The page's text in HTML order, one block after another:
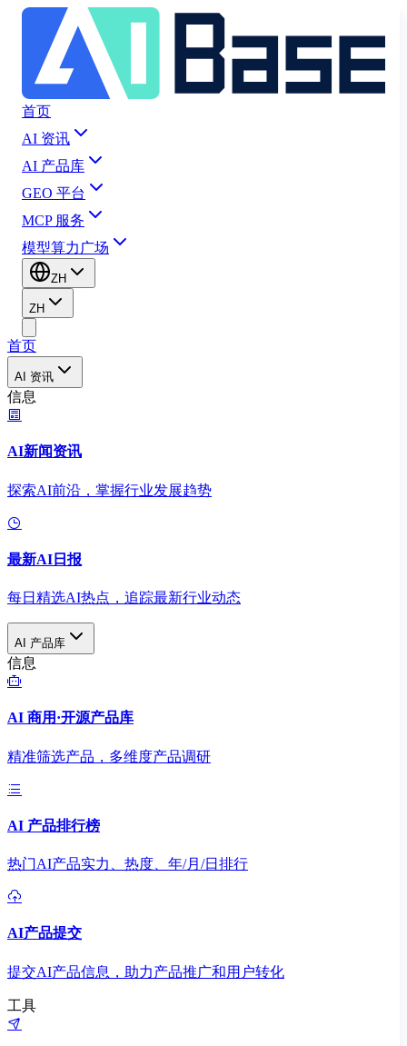
首页
AI 资讯
AI 产品库
GEO 平台
MCP 服务
模型算力广场
ZH
ZH
首页
AI 资讯
信息
AI新闻资讯
探索AI前沿，掌握行业发展趋势
最新AI日报
每日精选AI热点，追踪最新行业动态
AI 产品库
信息
AI 商用·开源产品库
精准筛选产品，多维度产品调研
AI 产品排行榜
热门AI产品实力、热度、年/月/日排行
AI产品提交
提交AI产品信息，助力产品推广和用户转化
工具